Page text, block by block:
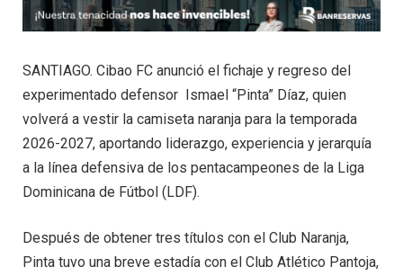
SANTIAGO. Cibao FC anunció el fichaje y regreso del
experimentado defensor Ismael “Pinta” Díaz, quien
volverá a vestir la camiseta naranja para la temporada
2026-2027, aportando liderazgo, experiencia y jerarquía
a la línea defensiva de los pentacampeones de la Liga
Dominicana de Fútbol (LDF).
Después de obtener tres títulos con el Club Naranja,
Pinta tuvo una breve estadía con el Club Atlético Pantoja,